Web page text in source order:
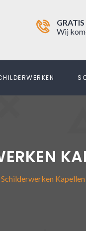
Wij
Schilderwerken Kapellen